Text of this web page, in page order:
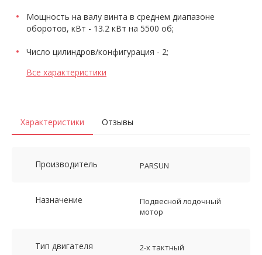
Мощность на валу винта в среднем диапазоне
оборотов, кВт - 13.2 кВт на 5500 об;
Число цилиндров/конфигурация - 2;
Все характеристики
Характеристики Отзывы
Производитель PARSUN
Назначение
Подвесной лодочный
мотор
Тип двигателя 2-х тактный